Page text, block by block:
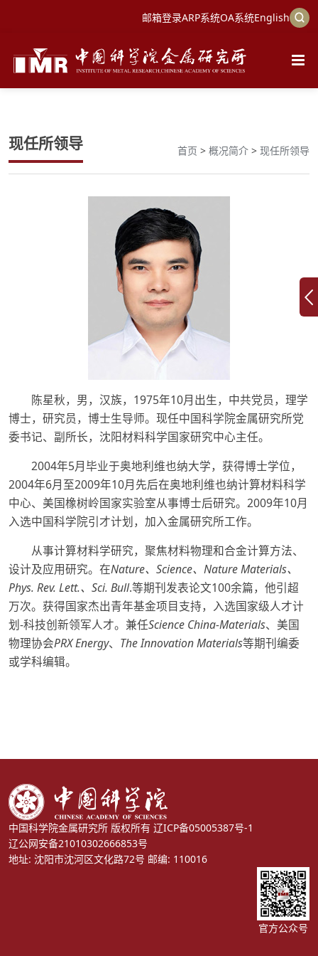
邮箱登录ARP系统OA系统English
现任所领导 首页 > 概况简介 > 现任所领导
陈星秋，男，汉族，1975年10月出生，中共党员，理学
博士，研究员，博士生导师。现任中国科学院金属研究所党
委书记、副所长，沈阳材料科学国家研究中心主任。
2004年5月毕业于奥地利维也纳大学，获得博士学位，
2004年6月至2009年10月先后在奥地利维也纳计算材料科学
中心、美国橡树岭国家实验室从事博士后研究。2009年10月
入选中国科学院引才计划，加入金属研究所工作。
从事计算材料学研究，聚焦材料物理和合金计算方法、
设计及应用研究。在Nature、Science、Nature Materials、
Phys. Rev. Lett.、Sci. Bull.等期刊发表论文100余篇，他引超
万次。获得国家杰出青年基金项目支持，入选国家级人才计
划-科技创新领军人才。兼任Science China-Materials、美国
物理协会PRX Energy、 The Innovation Materials等期刊编委
或学科编辑。
中国科学院金属研究所 版权所有 辽ICP备05005387号-1
辽公网安备21010302666853号
地址: 沈阳市沈河区文化路72号 邮编: 110016
官方公众号